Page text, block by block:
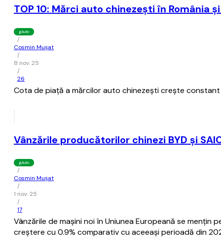
TOP 10: Mărci auto chinezeşti în România
gAuto
/
Cosmin Mușat
/
8 nov. 25
/
26
Cota de piaţă a mărcilor auto chinezeşti creşte
Vânzările producătorilor chinezi BYD şi
gAuto
/
Cosmin Mușat
/
1 nov. 25
/
17
Vânzările de maşini noi în Uniunea Europeană se
creştere cu 0.9% comparativ cu aceeaşi perioadă din